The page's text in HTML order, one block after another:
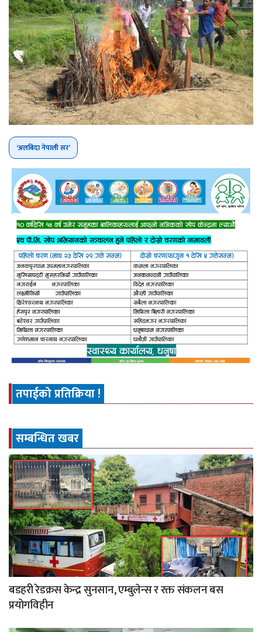
‘अलबिदा नेपाली सर’
तपाईको प्रतिक्रिया !
सम्बन्धित खबर
बडहरी रेडक्रस केन्द्र सुनसान, एम्बुलेन्स र रक्त संकलन बस
प्रयोगविहीन